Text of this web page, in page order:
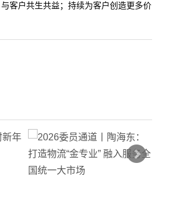
客户共生共益；持续为客户创造更多价